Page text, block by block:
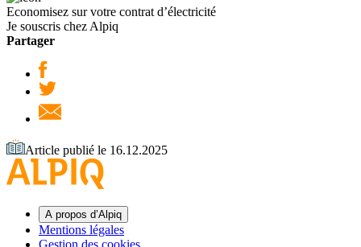
Economisez sur votre contrat d’électricité
Je souscris chez Alpiq
Partager
Article publié le 16.12.2025
A propos d’Alpiq
Mentions légales